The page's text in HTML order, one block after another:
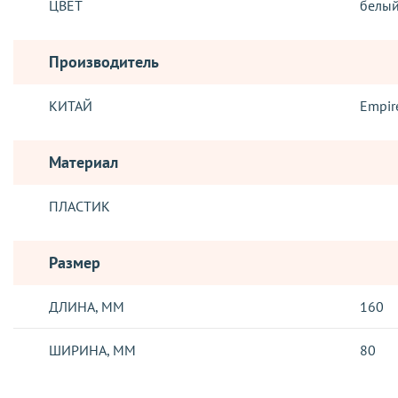
ЦВЕТ белый
Производитель
КИТАЙ
Материал
ПЛАСТИК
Размер
ДЛИНА, ММ 160
ШИРИНА, ММ 80